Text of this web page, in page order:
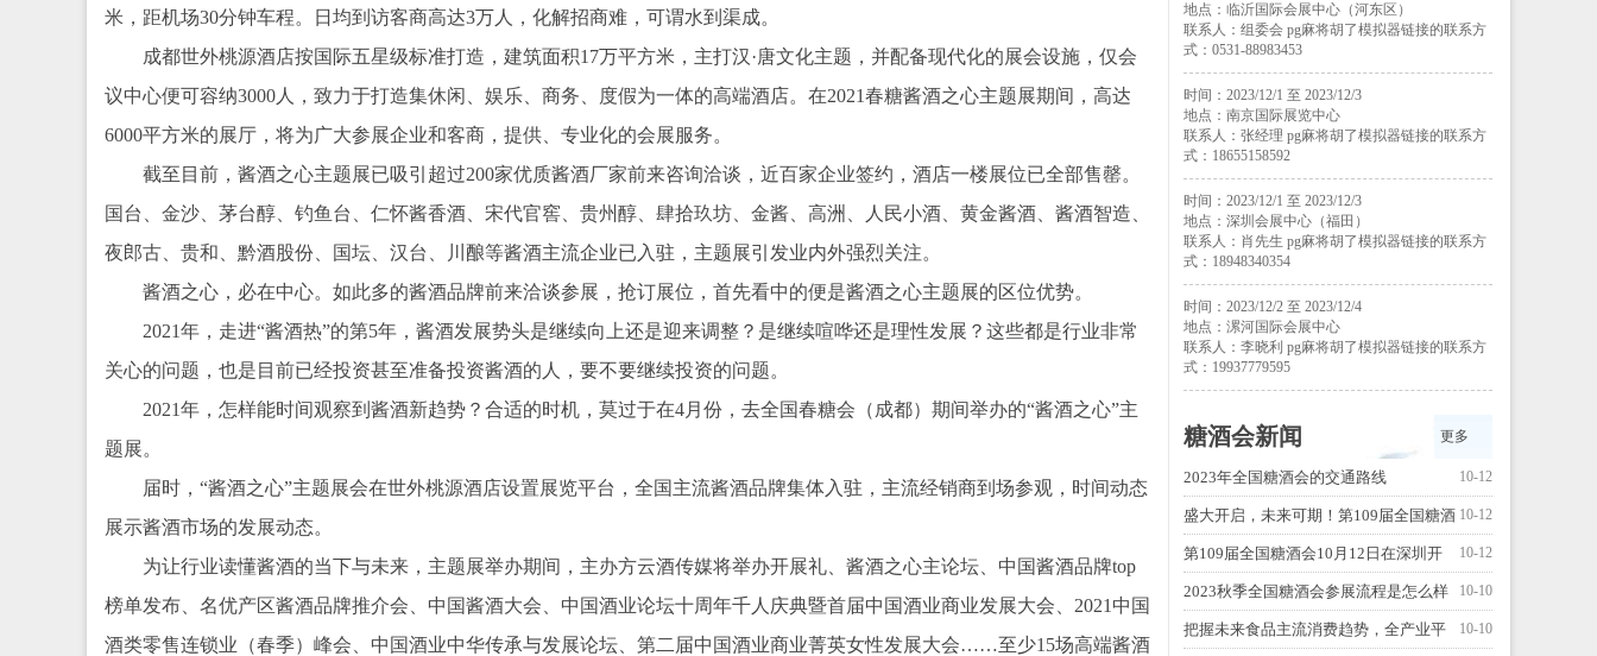
米，距机场30分钟车程。日均到访客商高达3万人，化解招商难，可谓水到渠成。
成都世外桃源酒店按国际五星级标准打造，建筑面积17万平方米，主打汉·唐文化主题，并配备现代化的展会设施，仅会
议中心便可容纳3000人，致力于打造集休闲、娱乐、商务、度假为一体的高端酒店。在2021春糖酱酒之心主题展期间，高达
6000平方米的展厅，将为广大参展企业和客商，提供、专业化的会展服务。
截至目前，酱酒之心主题展已吸引超过200家优质酱酒厂家前来咨询洽谈，近百家企业签约，酒店一楼展位已全部售罄。
国台、金沙、茅台醇、钓鱼台、仁怀酱香酒、宋代官窖、贵州醇、肆拾玖坊、金酱、高洲、人民小酒、黄金酱酒、酱酒智造、
夜郎古、贵和、黔酒股份、国坛、汉台、川酿等酱酒主流企业已入驻，主题展引发业内外强烈关注。
酱酒之心，必在中心。如此多的酱酒品牌前来洽谈参展，抢订展位，首先看中的便是酱酒之心主题展的区位优势。
2021年，走进“酱酒热”的第5年，酱酒发展势头是继续向上还是迎来调整？是继续喧哗还是理性发展？这些都是行业非常
关心的问题，也是目前已经投资甚至准备投资酱酒的人，要不要继续投资的问题。
2021年，怎样能时间观察到酱酒新趋势？合适的时机，莫过于在4月份，去全国春糖会（成都）期间举办的“酱酒之心”主
题展。
届时，“酱酒之心”主题展会在世外桃源酒店设置展览平台，全国主流酱酒品牌集体入驻，主流经销商到场参观，时间动态
展示酱酒市场的发展动态。
为让行业读懂酱酒的当下与未来，主题展举办期间，主办方云酒传媒将举办开展礼、酱酒之心主论坛、中国酱酒品牌top
榜单发布、名优产区酱酒品牌推介会、中国酱酒大会、中国酒业论坛十周年千人庆典暨首届中国酒业商业发展大会、2021中国
酒类零售连锁业（春季）峰会、中国酒业中华传承与发展论坛、第二届中国酒业商业菁英女性发展大会……至少15场高端酱酒
地点：临沂国际会展中心（河东区）
联系人：组委会 pg麻将胡了模拟器链接的联系方
式：0531-88983453
时间：2023/12/1 至 2023/12/3
地点：南京国际展览中心
联系人：张经理 pg麻将胡了模拟器链接的联系方
式：18655158592
时间：2023/12/1 至 2023/12/3
地点：深圳会展中心（福田）
联系人：肖先生 pg麻将胡了模拟器链接的联系方
式：18948340354
时间：2023/12/2 至 2023/12/4
地点：漯河国际会展中心
联系人：李晓利 pg麻将胡了模拟器链接的联系方
式：19937779595
糖酒会新闻 更多
10-12
2023年全国糖酒会的交通路线
10-12
盛大开启，未来可期！第109届全国糖酒
会，惊喜升级！ 10-12
第109届全国糖酒会10月12日在深圳开
幕！ 10-10
2023秋季全国糖酒会参展流程是怎么样
的？ 10-10
把握未来食品主流消费趋势，全产业平